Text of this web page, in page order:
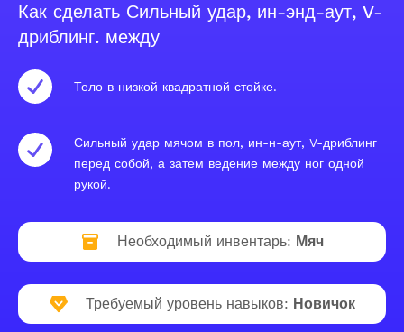
Как сделать Сильный удар, ин-энд-аут, V-
дриблинг. между
Тело в низкой квадратной стойке.
Сильный удар мячом в пол, ин-н-аут, V-дриблинг
перед собой, а затем ведение между ног одной
рукой.
Необходимый инвентарь: Мяч
Требуемый уровень навыков: Новичок